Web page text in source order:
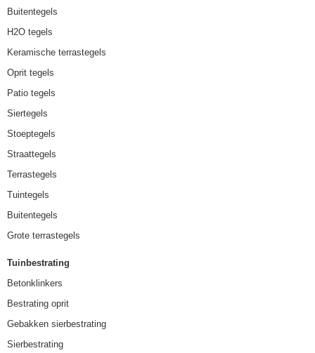
Buitentegels
H2O tegels
Keramische terrastegels
Oprit tegels
Patio tegels
Siertegels
Stoeptegels
Straattegels
Terrastegels
Tuintegels
Buitentegels
Grote terrastegels
Tuinbestrating
Betonklinkers
Bestrating oprit
Gebakken sierbestrating
Sierbestrating